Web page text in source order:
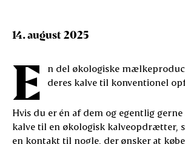
14. august 2025
E
n del økologiske
deres kalve til konventionel
Hvis du er én af dem og egentlig
kalve til en økologisk kalveopdrætter,
en kontakt til nogle, der ønsker at